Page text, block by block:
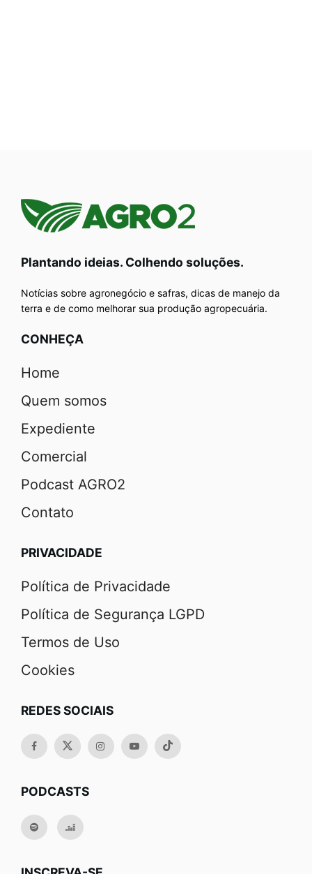
Plantando ideias. Colhendo soluções.
Notícias sobre agronegócio e safras, dicas de manejo da
terra e de como melhorar sua produção agropecuária.
CONHEÇA
Home
Quem somos
Expediente
Comercial
Podcast AGRO2
Contato
PRIVACIDADE
Política de Privacidade
Política de Segurança LGPD
Termos de Uso
Cookies
REDES SOCIAIS
PODCASTS